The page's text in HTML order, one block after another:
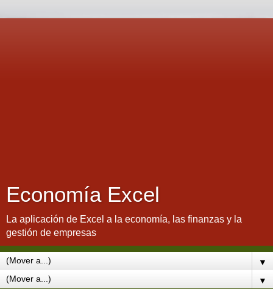
Economía Excel
La aplicación de Excel a la economía, las finanzas y la
gestión de empresas
▼
▼